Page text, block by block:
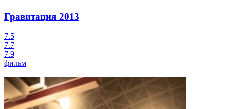
Гравитация 2013
7.5
7.7
7.9
фильм